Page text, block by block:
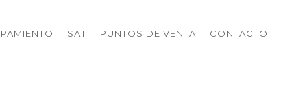
SAT PUNTOS DE VENTA CONTACTO